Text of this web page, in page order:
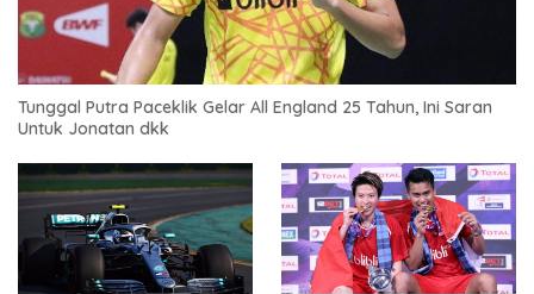
Tunggal Putra Paceklik Gelar All England 25 Tahun, Ini Saran
Untuk Jonatan dkk